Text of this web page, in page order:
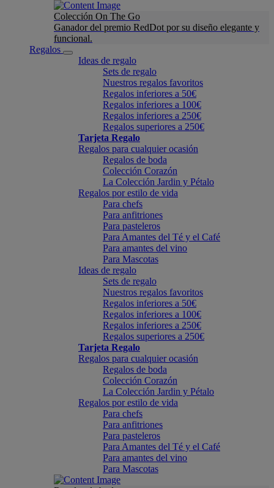
Colección On The Go
Ganador del premio RedDot por su diseño elegante y
funcional.
Regalos
Ideas de regalo
Sets de regalo
Nuestros regalos favoritos
Regalos inferiores a 50€
Regalos inferiores a 100€
Regalos inferiores a 250€
Regalos superiores a 250€
Tarjeta Regalo
Regalos para cualquier ocasión
Regalos de boda
Colección Corazón
La Colección Jardin y Pétalo
Regalos por estilo de vida
Para chefs
Para anfitriones
Para pasteleros
Para Amantes del Té y el Café
Para amantes del vino
Para Mascotas
Ideas de regalo
Sets de regalo
Nuestros regalos favoritos
Regalos inferiores a 50€
Regalos inferiores a 100€
Regalos inferiores a 250€
Regalos superiores a 250€
Tarjeta Regalo
Regalos para cualquier ocasión
Regalos de boda
Colección Corazón
La Colección Jardin y Pétalo
Regalos por estilo de vida
Para chefs
Para anfitriones
Para pasteleros
Para Amantes del Té y el Café
Para amantes del vino
Para Mascotas